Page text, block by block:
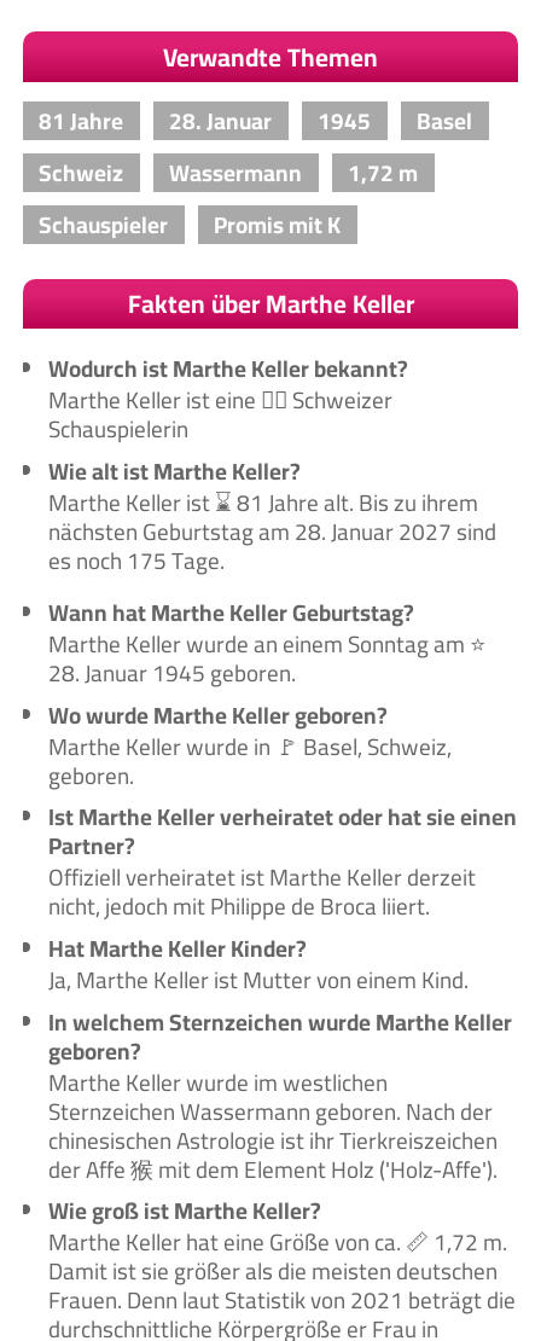
Verwandte Themen
81 Jahre 28. Januar 1945
Basel
Schweiz
Wassermann
1,72 m
Schauspieler
Promis mit K
Fakten über Marthe Keller
Wodurch ist Marthe Keller bekannt?
Marthe Keller ist eine 🙋‍♀️ Schweizer
Schauspielerin
Wie alt ist Marthe Keller?
Marthe Keller ist ⌛ 81 Jahre alt. Bis zu ihrem
nächsten Geburtstag am 28. Januar 2027 sind
es noch 175 Tage.
Wann hat Marthe Keller Geburtstag?
Marthe Keller wurde an einem Sonntag am ⭐
28. Januar 1945 geboren.
Wo wurde Marthe Keller geboren?
Marthe Keller wurde in 🚩 Basel, Schweiz,
geboren.
Ist Marthe Keller verheiratet oder hat sie einen
Partner?
Offiziell verheiratet ist Marthe Keller derzeit
nicht, jedoch mit Philippe de Broca liiert.
Hat Marthe Keller Kinder?
Ja, Marthe Keller ist Mutter von einem Kind.
In welchem Sternzeichen wurde Marthe Keller
geboren?
Marthe Keller wurde im westlichen
Sternzeichen Wassermann geboren. Nach der
chinesischen Astrologie ist ihr Tierkreiszeichen
der Affe 猴 mit dem Element Holz ('Holz-Affe').
Wie groß ist Marthe Keller?
Marthe Keller hat eine Größe von ca. 📏 1,72 m.
Damit ist sie größer als die meisten deutschen
Frauen. Denn laut Statistik von 2021 beträgt die
durchschnittliche Körpergröße er Frau in